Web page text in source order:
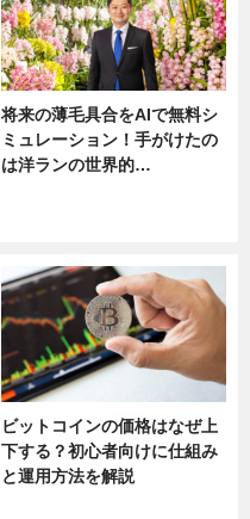
将来の薄毛具合をAIで無料シ
ミュレーション！手がけたの
は洋ランの世界的…
ビットコインの価格はなぜ上
下する？初心者向けに仕組み
と運用方法を解説